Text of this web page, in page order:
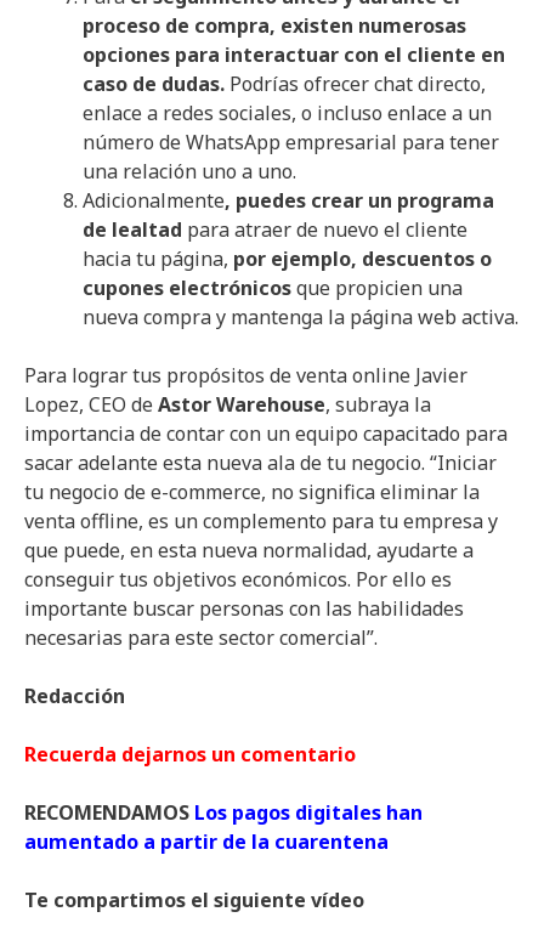
proceso de compra, existen numerosas
opciones para interactuar con el cliente en
caso de dudas. Podrías ofrecer chat directo,
enlace a redes sociales, o incluso enlace a un
número de WhatsApp empresarial para tener
una relación uno a uno.
Adicionalmente, puedes crear un programa
de lealtad para atraer de nuevo el cliente
hacia tu página, por ejemplo, descuentos o
cupones electrónicosque propicien una
nueva compra y mantenga la página web activa.
Para lograr tus propósitos de venta online Javier
Lopez, CEO deAstor Warehouse, subraya la
importancia de contar con un equipo capacitado para
sacar adelante esta nueva ala de tu negocio. “Iniciar
tu negocio de e-commerce, no significa eliminar la
venta offline, es un complemento para tu empresa y
que puede, en esta nueva normalidad, ayudarte a
conseguir tus objetivos económicos. Por ello es
importante buscar personas con las habilidades
necesarias para este sector comercial”.
Redacción
Recuerda dejarnos un comentario
RECOMENDAMOS Los pagos digitales han
aumentado a partir de la cuarentena
Te compartimos el siguiente vídeo